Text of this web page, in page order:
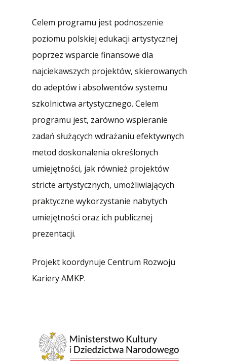
Celem programu jest podnoszenie
poziomu polskiej edukacji artystycznej
poprzez wsparcie finansowe dla
najciekawszych projektów, skierowanych
do adeptów i absolwentów systemu
szkolnictwa artystycznego. Celem
programu jest, zarówno wspieranie
zadań służących wdrażaniu efektywnych
metod doskonalenia określonych
umiejętności, jak również projektów
stricte artystycznych, umożliwiających
praktyczne wykorzystanie nabytych
umiejętności oraz ich publicznej
prezentacji.
Projekt koordynuje Centrum Rozwoju
Kariery AMKP.